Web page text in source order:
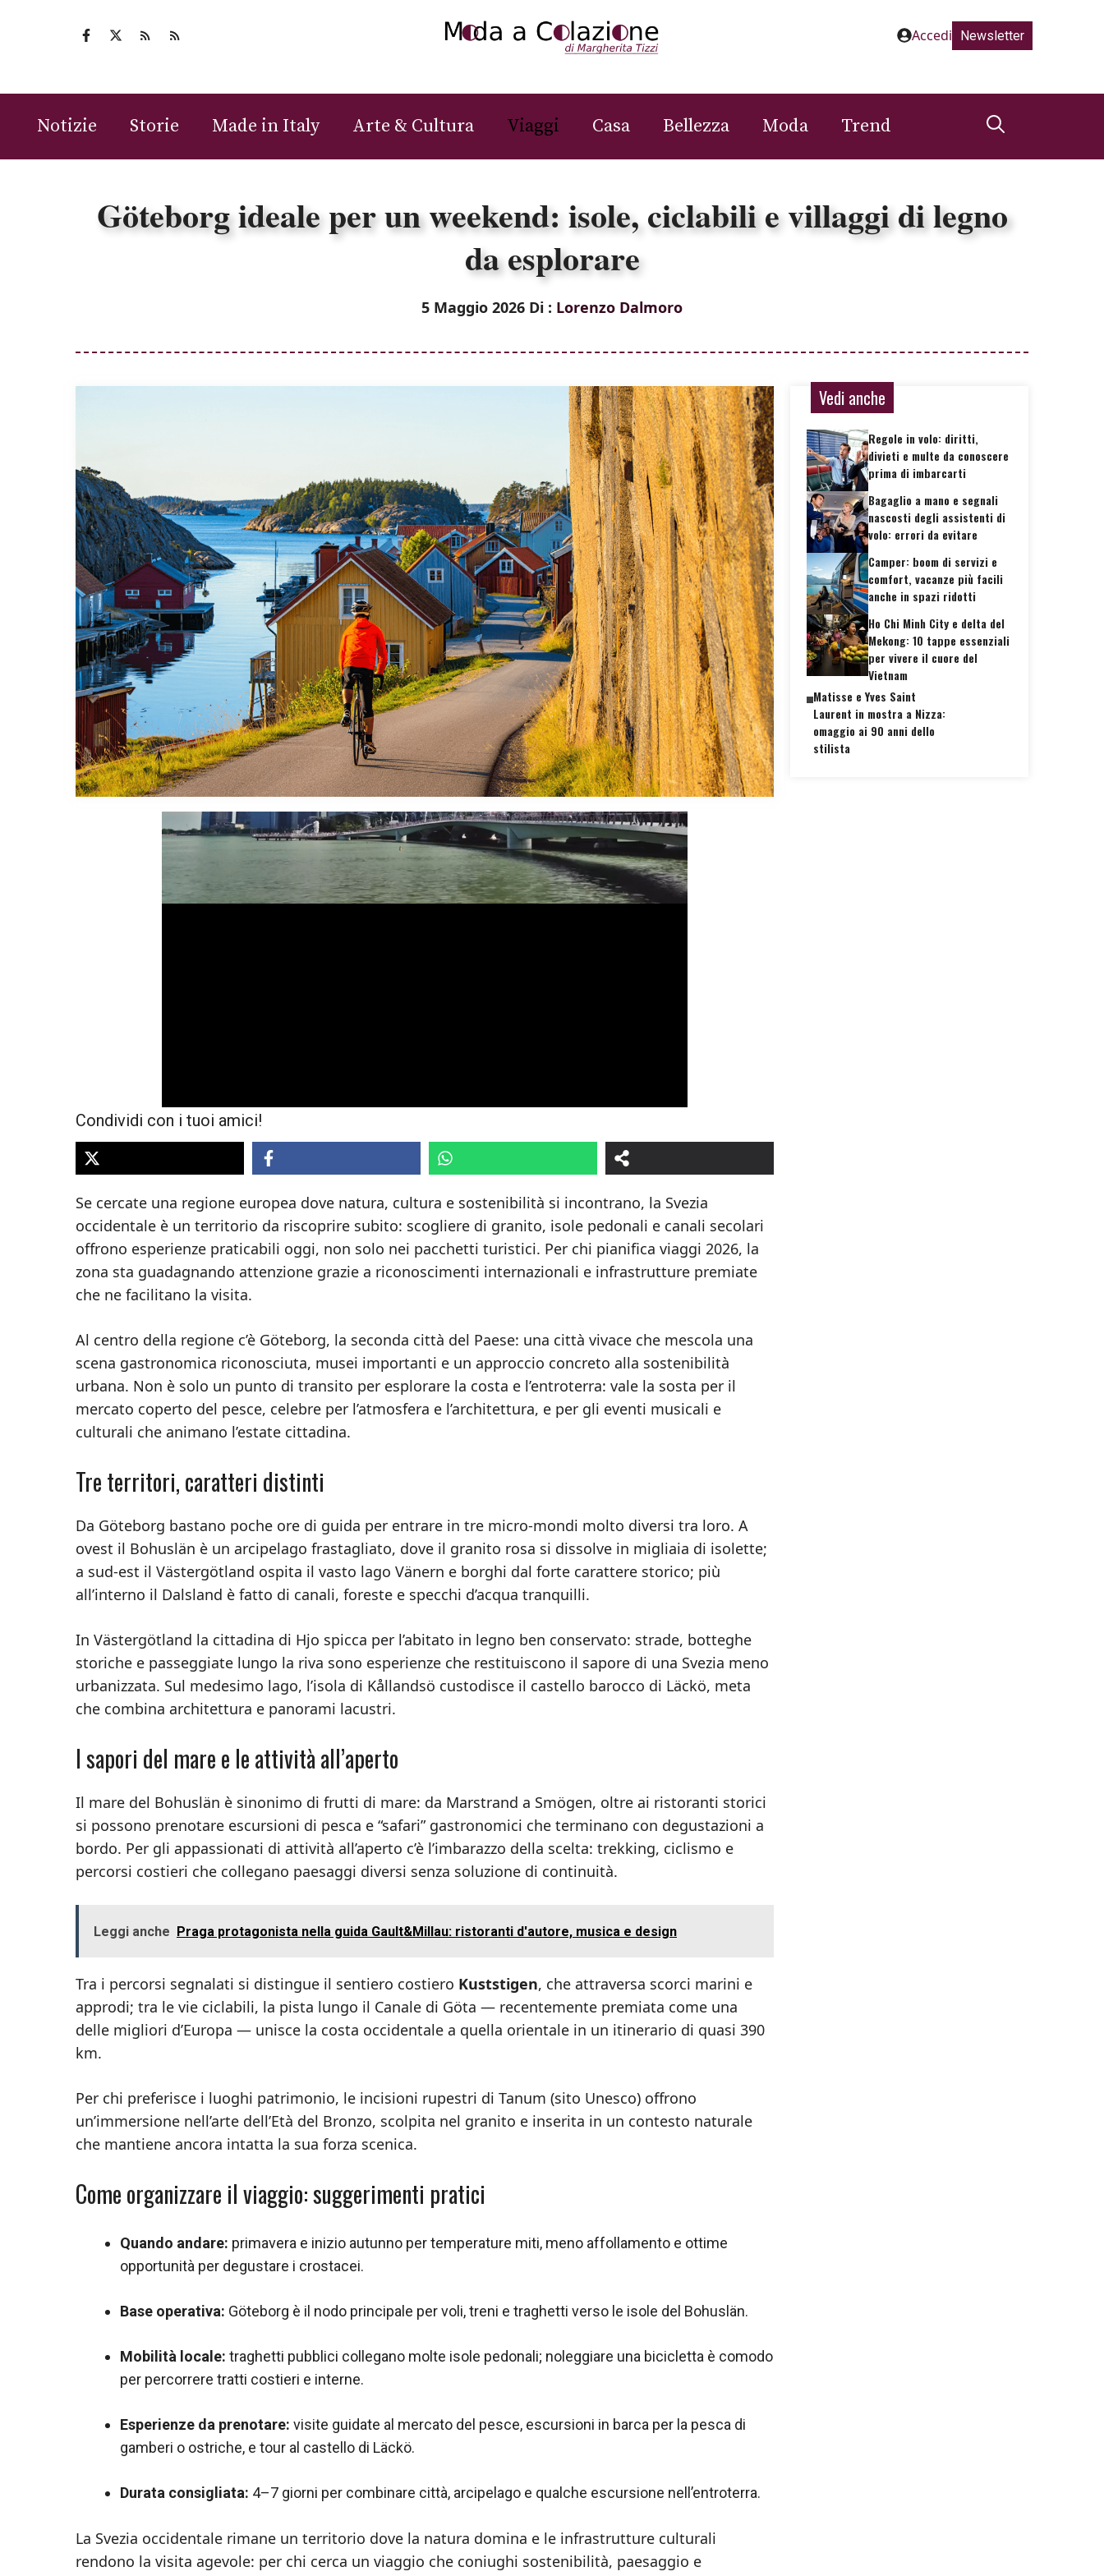
Accedi Newsletter
Notizie Storie Made in Italy Arte & Cultura Viaggi Casa Bellezza Moda Trend
Göteborg ideale per un weekend: isole, ciclabili e villaggi di legno
da esplorare
5 Maggio 2026 Di : Lorenzo Dalmoro
Condividi con i tuoi amici!
Se cercate una regione europea dove natura, cultura e sostenibilità si incontrano, la Svezia
occidentale è un territorio da riscoprire subito: scogliere di granito, isole pedonali e canali secolari
offrono esperienze praticabili oggi, non solo nei pacchetti turistici. Per chi pianifica viaggi 2026, la
zona sta guadagnando attenzione grazie a riconoscimenti internazionali e infrastrutture premiate
che ne facilitano la visita.
Al centro della regione c’è Göteborg, la seconda città del Paese: una città vivace che mescola una
scena gastronomica riconosciuta, musei importanti e un approccio concreto alla sostenibilità
urbana. Non è solo un punto di transito per esplorare la costa e l’entroterra: vale la sosta per il
mercato coperto del pesce, celebre per l’atmosfera e l’architettura, e per gli eventi musicali e
culturali che animano l’estate cittadina.
Tre territori, caratteri distinti
Da Göteborg bastano poche ore di guida per entrare in tre micro-mondi molto diversi tra loro. A
ovest il Bohuslän è un arcipelago frastagliato, dove il granito rosa si dissolve in migliaia di isolette;
a sud-est il Västergötland ospita il vasto lago Vänern e borghi dal forte carattere storico; più
all’interno il Dalsland è fatto di canali, foreste e specchi d’acqua tranquilli.
In Västergötland la cittadina di Hjo spicca per l’abitato in legno ben conservato: strade, botteghe
storiche e passeggiate lungo la riva sono esperienze che restituiscono il sapore di una Svezia meno
urbanizzata. Sul medesimo lago, l’isola di Kållandsö custodisce il castello barocco di Läckö, meta
che combina architettura e panorami lacustri.
I sapori del mare e le attività all’aperto
Il mare del Bohuslän è sinonimo di frutti di mare: da Marstrand a Smögen, oltre ai ristoranti storici
si possono prenotare escursioni di pesca e “safari” gastronomici che terminano con degustazioni a
bordo. Per gli appassionati di attività all’aperto c’è l’imbarazzo della scelta: trekking, ciclismo e
percorsi costieri che collegano paesaggi diversi senza soluzione di continuità.
Leggi anche Praga protagonista nella guida Gault&Millau: ristoranti d'autore, musica e design
Tra i percorsi segnalati si distingue il sentiero costiero Kuststigen, che attraversa scorci marini e
approdi; tra le vie ciclabili, la pista lungo il Canale di Göta — recentemente premiata come una
delle migliori d’Europa — unisce la costa occidentale a quella orientale in un itinerario di quasi 390
km.
Per chi preferisce i luoghi patrimonio, le incisioni rupestri di Tanum (sito Unesco) offrono
un’immersione nell’arte dell’Età del Bronzo, scolpita nel granito e inserita in un contesto naturale
che mantiene ancora intatta la sua forza scenica.
Come organizzare il viaggio: suggerimenti pratici
Quando andare: primavera e inizio autunno per temperature miti, meno affollamento e ottime
opportunità per degustare i crostacei.
Base operativa: Göteborg è il nodo principale per voli, treni e traghetti verso le isole del Bohuslän.
Mobilità locale: traghetti pubblici collegano molte isole pedonali; noleggiare una bicicletta è comodo
per percorrere tratti costieri e interne.
Esperienze da prenotare: visite guidate al mercato del pesce, escursioni in barca per la pesca di
gamberi o ostriche, e tour al castello di Läckö.
Durata consigliata: 4–7 giorni per combinare città, arcipelago e qualche escursione nell’entroterra.
La Svezia occidentale rimane un territorio dove la natura domina e le infrastrutture culturali
rendono la visita agevole: per chi cerca un viaggio che coniughi sostenibilità, paesaggio e
Vedi anche
Regole in volo: diritti,
divieti e multe da conoscere
prima di imbarcarti
Bagaglio a mano e segnali
nascosti degli assistenti di
volo: errori da evitare
Camper: boom di servizi e
comfort, vacanze più facili
anche in spazi ridotti
Ho Chi Minh City e delta del
Mekong: 10 tappe essenziali
per vivere il cuore del
Vietnam
Matisse e Yves Saint
Laurent in mostra a Nizza:
omaggio ai 90 anni dello
stilista